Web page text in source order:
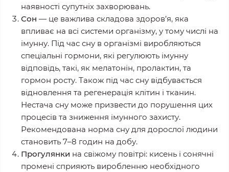
наявності супутніх захворювань.
Сон — це важлива складова здоров’я, яка
впливає на всі системи організму, у тому числі на
імунну. Під час сну в організмі виробляються
спеціальні гормони, які регулюють імунну
відповідь, такі, як мелатонін, пролактин, та
гормон росту. Також під час сну відбувається
відновлення та регенерацiя клiтин i тканин.
Нестача сну може призвести до порушення цих
процесів та зниження імунного захисту.
Рекомендована норма сну для дорослої людини
становить 7–8 годин на добу.
Прогулянки на свіжому повітрі: кисень і сонячні
промені сприяють виробленню необхідного